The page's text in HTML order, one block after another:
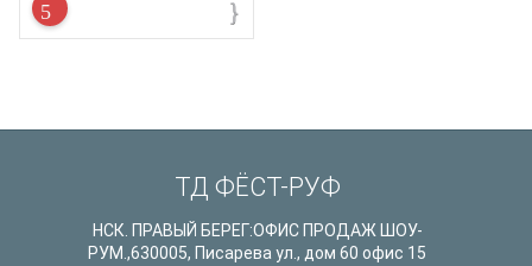
ТД ФЁСТ-РУФ
НСК. ПРАВЫЙ БЕРЕГ:ОФИС ПРОДАЖ ШОУ-
РУМ. ,630005, Писарева ул., дом 60 офис 15